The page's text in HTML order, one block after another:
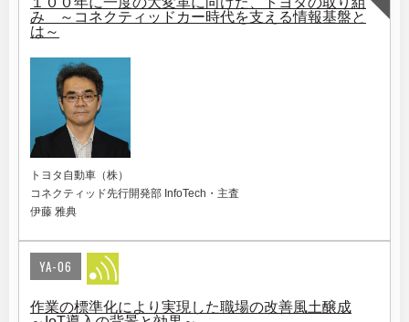
み ～コネクティッドカー時代を支える情報基盤と
は～
トヨタ自動車（株）
コネクティッド先行開発部 InfoTech・主査
伊藤 雅典
YA-06
作業の標準化により実現した職場の改善風土醸成